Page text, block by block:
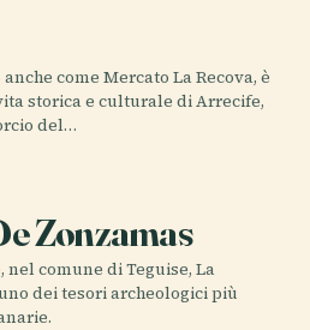
come Mercato La Recova, è
storica e culturale di Arrecife,
del…
Zonzamas
comune di Teguise, La
dei tesori archeologici più